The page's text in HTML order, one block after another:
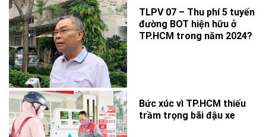
TLPV 07 – Thu phí 5 tuyến
đường BOT hiện hữu ở
TP.HCM trong năm 2024?
Bức xúc vì TP.HCM thiếu
trầm trọng bãi đậu xe